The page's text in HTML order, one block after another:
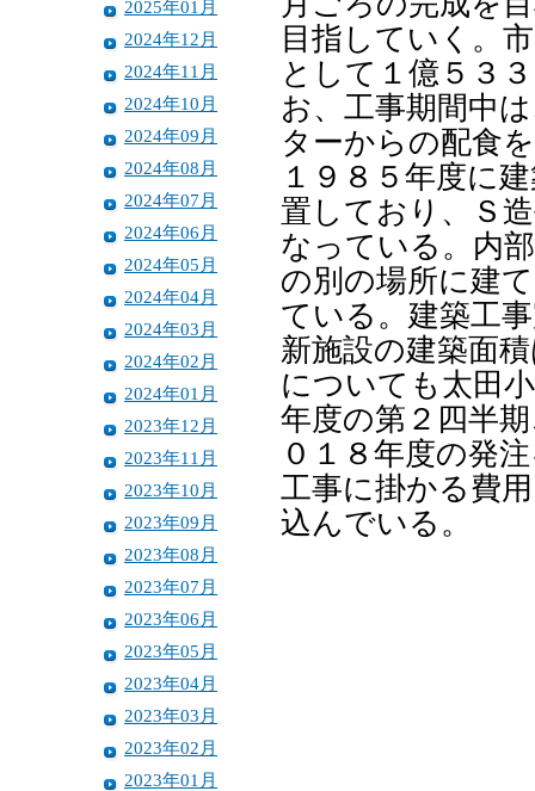
2025年01月
2024年12月
2024年11月
2024年10月
2024年09月
2024年08月
2024年07月
2024年06月
2024年05月
2024年04月
2024年03月
2024年02月
2024年01月
2023年12月
2023年11月
2023年10月
2023年09月
2023年08月
2023年07月
2023年06月
2023年05月
2023年04月
2023年03月
2023年02月
2023年01月
目指していく。
として１億５３
お、工事期間中
ターからの配食
１９８５年度に
置しており、Ｓ
なっている。内
の別の場所に建
ている。建築工
新施設の建築面
についても太田
年度の第２四半
０１８年度の発
工事に掛かる費
込んでいる。